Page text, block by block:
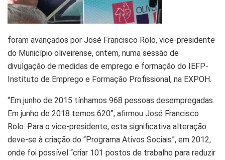
foram avançados por José Francisco Rolo, vice-presidente
do Município oliveirense, ontem, numa sessão de
divulgação de medidas de emprego e formação do IEFP-
Instituto de Emprego e Formação Profissional, na EXPOH.
“Em junho de 2015 tínhamos 968 pessoas desempregadas.
Em junho de 2018 temos 620”, afirmou José Francisco
Rolo. Para o vice-presidente, esta significativa alteração
deve-se à criação do “Programa Ativos Sociais”, em 2012,
onde foi possível “criar 101 postos de trabalho para reduzir